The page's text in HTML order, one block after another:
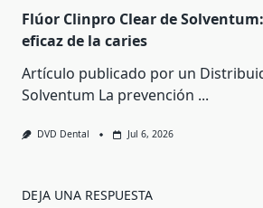
Flúor Clinpro Clear de
eficaz de la caries
Artículo publicado por un
Solventum La prevención ...
DVD Dental Jul 6, 2026
DEJA UNA RESPUESTA